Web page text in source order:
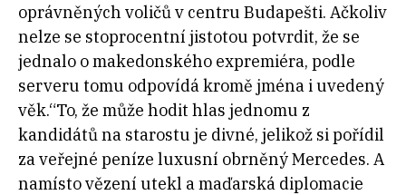
oprávněných voličů v centru Budapešti. Ačkoliv
nelze se stoprocentní jistotou potvrdit, že se
jednalo o makedonského expremiéra, podle
serveru tomu odpovídá kromě jména i uvedený
věk.“To, že může hodit hlas jednomu z
kandidátů na starostu je divné, jelikož si pořídil
za veřejné peníze luxusní obrněný Mercedes. A
namísto vězení utekl a maďarská diplomacie